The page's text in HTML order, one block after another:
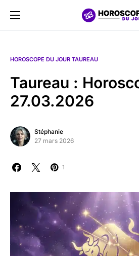
HOROSCOPE DU JOUR TAUREAU
Taureau :
27.03.2026
Stéphanie
27 mars 2026
1